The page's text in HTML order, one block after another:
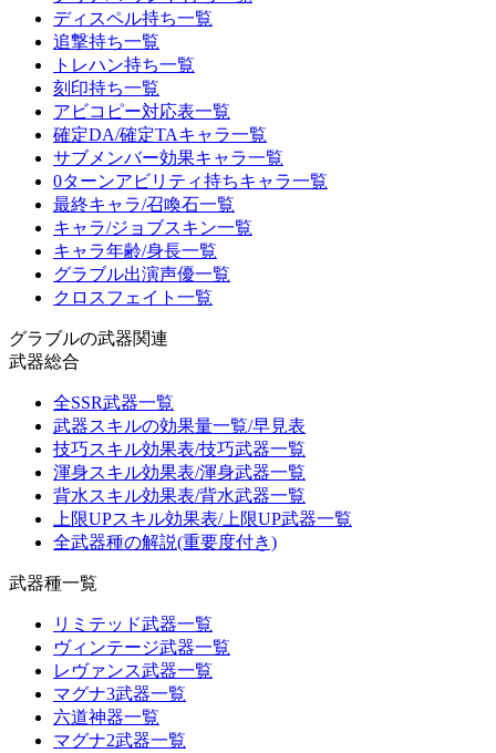
ディスペル持ち一覧
追撃持ち一覧
トレハン持ち一覧
刻印持ち一覧
アビコピー対応表一覧
確定DA/確定TAキャラ一覧
サブメンバー効果キャラ一覧
0ターンアビリティ持ちキャラ一覧
最終キャラ/召喚石一覧
キャラ/ジョブスキン一覧
キャラ年齢/身長一覧
グラブル出演声優一覧
クロスフェイト一覧
グラブルの武器関連
武器総合
全SSR武器一覧
武器スキルの効果量一覧/早見表
技巧スキル効果表/技巧武器一覧
渾身スキル効果表/渾身武器一覧
背水スキル効果表/背水武器一覧
上限UPスキル効果表/上限UP武器一覧
全武器種の解説(重要度付き)
武器種一覧
リミテッド武器一覧
ヴィンテージ武器一覧
レヴァンス武器一覧
マグナ3武器一覧
六道神器一覧
マグナ2武器一覧